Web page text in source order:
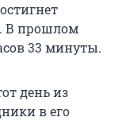
В прошлом
33 минуты.
день из
в его